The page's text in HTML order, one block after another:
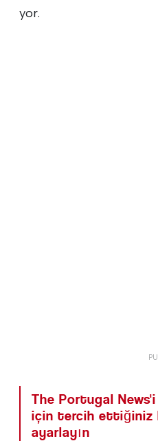
yor.
The Portugal
için tercih ettiğiniz
ayarlayın